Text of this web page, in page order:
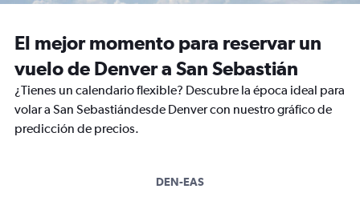
El mejor momento para reservar un
vuelo de Denver a San Sebastián
¿Tienes un calendario flexible? Descubre la época ideal para
volar a San Sebastiándesde Denver con nuestro gráfico de
predicción de precios.
DEN-EAS